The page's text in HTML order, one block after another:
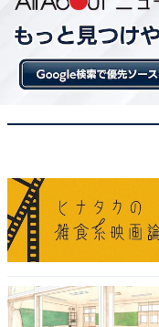
※プラン名称に【楽
ランのみ、ポイント
楽天スーパー
※掲載されている情
じめご了承ください
すると、売上の一部
があります